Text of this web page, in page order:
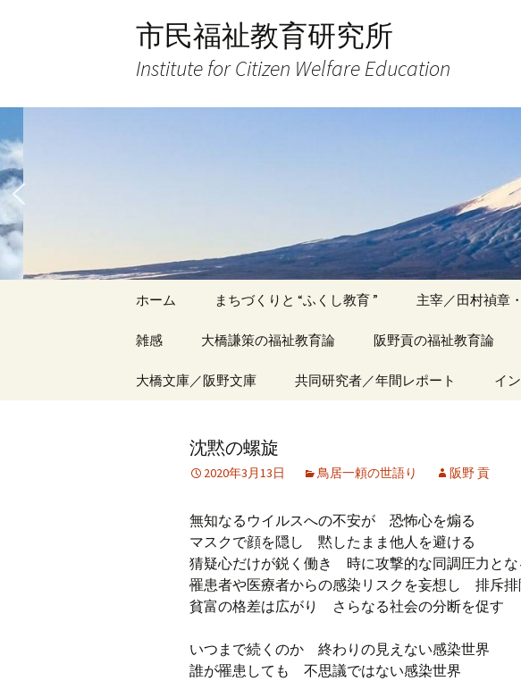
ス
キ
ッ
市民福祉教育研究所
Institute for Citizen Welfare Education
ホーム まちづくりと “ふくし教育 ” 主宰／田村禎章
雑感
アーカイブ（１）
記事（51）～
アーカイブ（４）
記事（151）～
アーカイブ（５）
記事（201）～
大橋謙策の福祉教育論
アーカイブ（１）
論文
アーカイブ（４）
講演録
アーカイブ（５）
四国遍路紀行文
阪野貢の福祉教育論
アーカイブ（１）
アーカイブ（４）
社会福祉セミナー
アーカイブ（５）
研究業績
大橋文庫／阪野文庫 共同研究者／年間レポート イ
沈黙の螺旋
2020年3月13日 鳥居一頼の世語り 阪野 貢
無知なるウイルスへの不安が 恐怖心を煽る
マスクで顔を隠し 黙したまま他人を避ける
猜疑心だけが鋭く働き 時に攻撃的な同調圧力と
罹患者や医療者からの感染リスクを妄想し 排斥排
貧富の格差は広がり さらなる社会の分断を促す
いつまで続くのか 終わりの見えない感染世界
誰が罹患しても 不思議ではない感染世界